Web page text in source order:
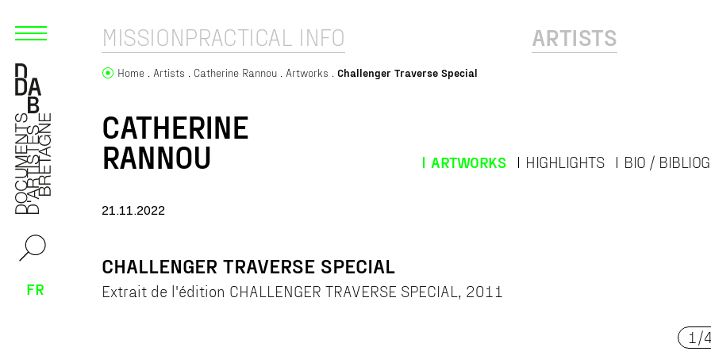
FR
MISSIONPRACTICAL INFO ARTISTS
Home Artists Catherine Rannou Artworks Challenger Traverse Special
CATHERINE
RANNOU ARTWORKS HIGHLIGHTS BIO /
21.11.2022
CHALLENGER TRAVERSE SPECIAL
Extrait de l'édition CHALLENGER TRAVERSE SPECIAL, 2011
1 /